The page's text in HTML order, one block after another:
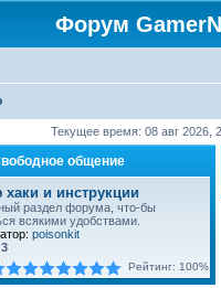
Форум
Текущее время: 08 авг 2026,
общение
и инструкции
раздел форума, что-бы
всякими удобствами.
poisonkit
3
Рейтинг: 100%